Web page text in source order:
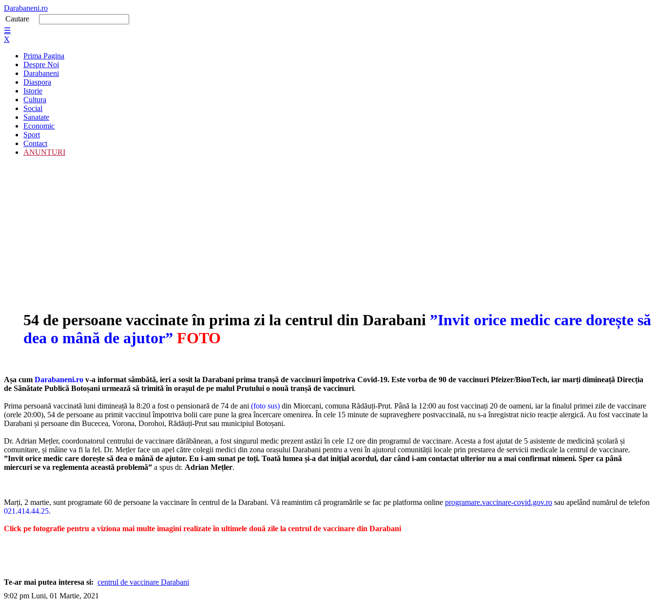
Darabaneni.ro
Cautare
☰
X
Prima Pagina
Despre Noi
Darabaneni
Diaspora
Istorie
Cultura
Social
Sanatate
Economic
Sport
Contact
ANUNTURI
54 de persoane vaccinate în prima zi la centrul din Darabani ”Invit orice medic care dorește să
dea o mână de ajutor” FOTO
Așa cum Darabaneni.ro v-a informat sâmbătă, ieri a sosit la Darabani prima tranșă de vaccinuri împotriva Covid-19. Este vorba de 90 de vaccinuri Pfeizer/BionTech, iar marți dimineață Direcția
de Sănătate Publică Botoșani urmează să trimită în orașul de pe malul Prutului o nouă tranșă de vaccinuri.
Prima persoană vaccinată luni dimineață la 8:20 a fost o pensionară de 74 de ani (foto sus) din Miorcani, comuna Rădăuți-Prut. Până la 12:00 au fost vaccinați 20 de oameni, iar la finalul primei zile de vaccinare
(orele 20:00), 54 de persoane au primit vaccinul împotriva bolii care pune la grea încercare omenirea. În cele 15 minute de supraveghere postvaccinală, nu s-a înregistrat nicio reacție alergică. Au fost vaccinate la
Darabani și persoane din Bucecea, Vorona, Dorohoi, Rădăuți-Prut sau municipiul Botoșani.
Dr. Adrian Mețler, coordonatorul centrului de vaccinare dărăbănean, a fost singurul medic prezent astăzi în cele 12 ore din programul de vaccinare. Acesta a fost ajutat de 5 asistente de medicină școlară și
comunitare, și mâine va fi la fel. Dr. Mețler face un apel către colegii medici din zona orașului Darabani pentru a veni în ajutorul comunității locale prin prestarea de servicii medicale la centrul de vaccinare.
”Invit orice medic care dorește să dea o mână de ajutor. Eu i-am sunat pe toți. Toată lumea și-a dat inițial acordul, dar când i-am contactat ulterior nu a mai confirmat nimeni. Sper ca până
miercuri se va reglementa această problemă” a spus dr. Adrian Mețler.
Marți, 2 martie, sunt programate 60 de persoane la vaccinare în centrul de la Darabani. Vă reamintim că programările se fac pe platforma online programare.vaccinare-covid.gov.ro sau apelând numărul de telefon
021.414.44.25.
Click pe fotografie pentru a viziona mai multe imagini realizate în ultimele două zile la centrul de vaccinare din Darabani
Te-ar mai putea interesa si: centrul de vaccinare Darabani
9:02 pm Luni, 01 Martie, 2021